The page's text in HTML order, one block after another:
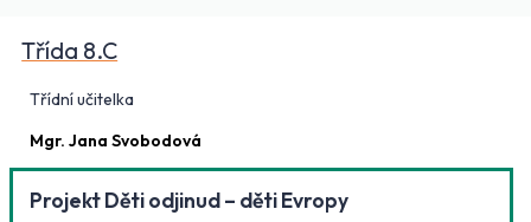
Třída 8.C
Třídní učitelka
Mgr. Jana Svobodová
Projekt Děti odjinud – děti Evropy